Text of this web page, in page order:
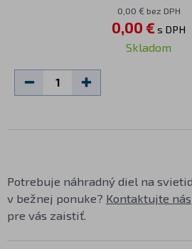
0,00 € bez DPH
0,00 €s DPH
Skladom
Potrebuje náhradný diel na
v bežnej ponuke? Kontaktujte nás
pre vás zaistiť.